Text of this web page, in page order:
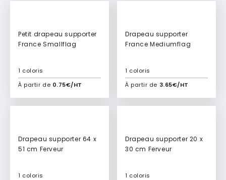
Petit drapeau supporter
France Smallflag
À partir de 0.75€/HT
1 coloris
Ajouter à mon devis
Drapeau supporter
France Mediumflag
À partir de 3.65€/HT
1 coloris
Ajouter à mon devis
Drapeau supporter 64 x
51 cm Ferveur
1 coloris
Drapeau supporter 20 x
30 cm Ferveur
1 coloris